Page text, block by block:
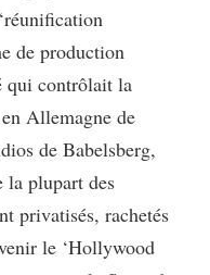
de production
qui contrôlait la
Allemagne de
de Babelsberg,
la plupart des
privatisés, rachetés
le ‘Hollywood